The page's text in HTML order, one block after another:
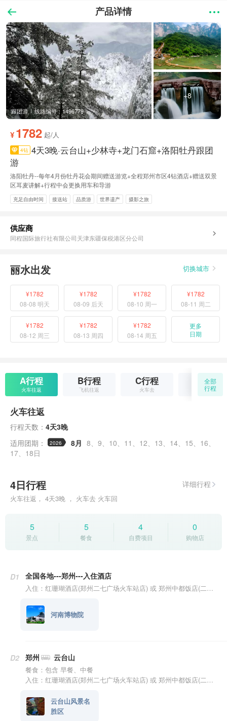
产品详情
跟团游 线路编号：1496779
+8
¥1782 起/人
4钻 4天3晚·云台山+少林寺+龙门石窟+洛阳牡丹跟团
游
洛阳牡丹--每年4月份牡丹花会期间赠送游览+全程郑州市区4钻酒店+赠送双景
区耳麦讲解+行程中会更换用车和导游
充足自由时间 接送站 品质游 世界遗产 摄影之旅
供应商
同程国际旅行社有限公司天津东疆保税港区分公司
丽水出发 切换城市
¥1782
08-08 明天
¥1782
08-09 后天
¥1782
08-10 周一
¥1782
08-11 周二
¥1782
08-12 周三
¥1782
08-13 周四
¥1782
08-14 周五
更多
日期
A行程
火车往返
B行程
飞机往返
C行程
火车去
D行程
飞机去
全部
行程
火车往返
行程天数： 4天3晚
适用团期：
2026 8月 8 9 10 11 12 13 14 15
16
17
18
4日行程 详细行程
火车往返， 4天3晚 ， 火车去 火车回
5
景点
5
餐食
4
自费项目
0
购物店
D1 全国各地---郑州---入住酒店
入住：红珊瑚酒店(郑州二七广场火车站店) 或 郑州中都饭店(二七万达店) 或 郑州圣佳丽绅酒店(省博物院同乐地铁站店) 或 仟那酒店(郑州二七广场丹尼斯大卫城店)
河南博物院
D2 郑州 云台山
餐食：包含 早餐、中餐
入住：红珊瑚酒店(郑州二七广场火车站店) 或 郑州中都饭店(二七万达店) 或 郑州圣佳丽绅酒店(省博物院同乐地铁站店) 或 仟那酒店(郑州二七广场丹尼斯大卫城店)
云台山风景名
胜区